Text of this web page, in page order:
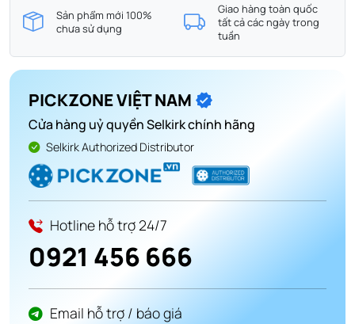
Sản phẩm mới 100%
chưa sử dụng
Giao hàng toàn quốc
tất cả các ngày trong
tuần
PICKZONE VIỆT NAM
Cửa hàng uỷ quyền Selkirk chính hãng
Selkirk Authorized Distributor
Hotline hỗ trợ 24/7
0921 456 666
Email hỗ trợ / báo giá